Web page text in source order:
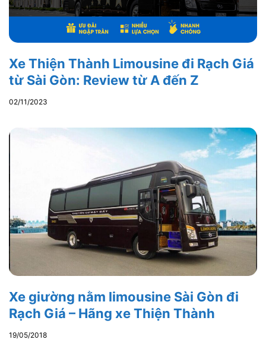
Xe Thiện Thành Limousine đi Rạch Giá
từ Sài Gòn: Review từ A đến Z
02/11/2023
Xe giường nằm limousine Sài Gòn đi
Rạch Giá – Hãng xe Thiện Thành
19/05/2018